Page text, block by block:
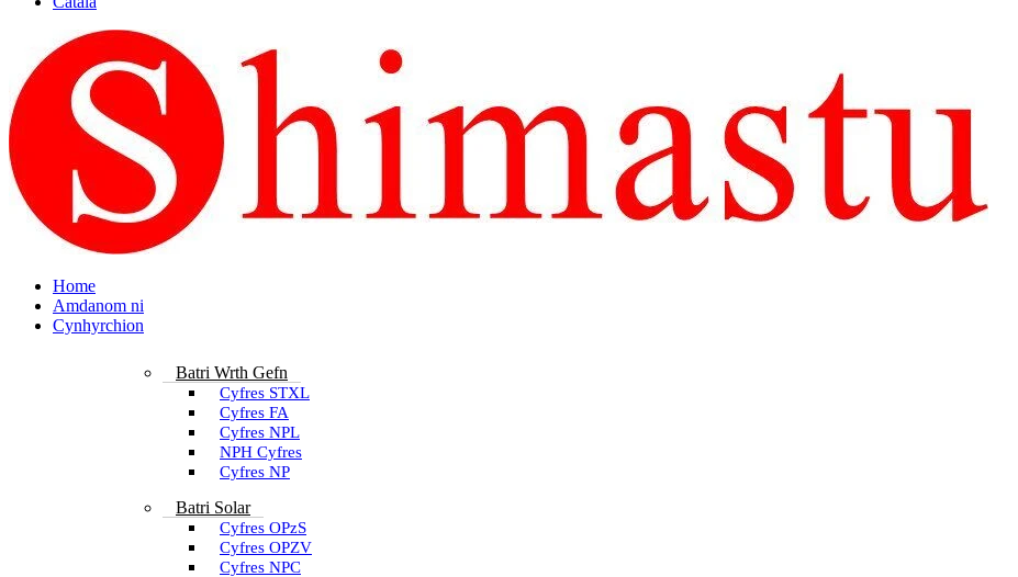
Home
Amdanom ni
Cynhyrchion
Batri Wrth Gefn
Cyfres STXL
Cyfres FA
Cyfres NPL
NPH Cyfres
Cyfres NP
Batri Solar
Cyfres OPzS
Cyfres OPZV
Cyfres NPC